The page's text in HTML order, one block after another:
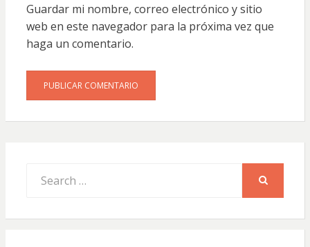
Guardar mi nombre, correo electrónico y sitio
web en este navegador para la próxima vez que
haga un comentario.
for: